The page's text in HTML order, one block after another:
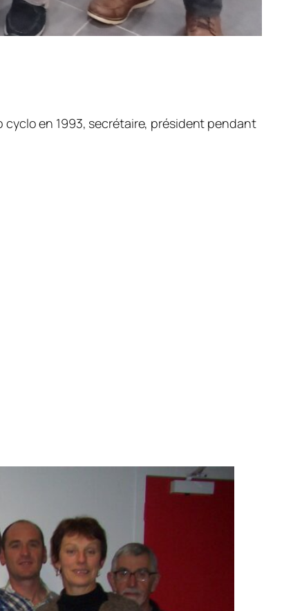
cyclo en 1993, secrétaire, président pendant